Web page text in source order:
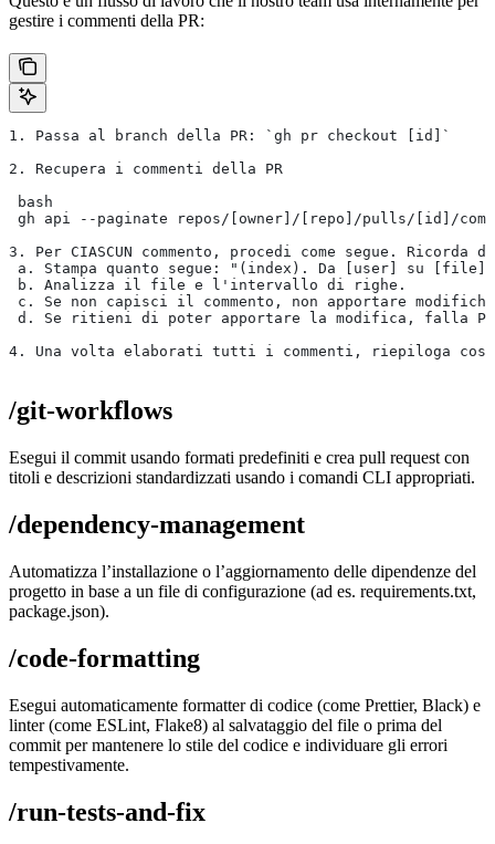
gestire i commenti della PR:
1. Passa al branch della PR: `gh pr checkout [id]`
2. Recupera i commenti della PR
bash
gh api --paginate repos/[owner]/[repo]/pulls/[id]/
3. Per CIASCUN commento, procedi come segue.
a. Stampa quanto segue: "(index). Da [user] su
b. Analizza il file e l'intervallo di righe.
c. Se non capisci il commento, non apportare
d. Se ritieni di poter apportare la modifica, falla
4. Una volta elaborati tutti i commenti, riepiloga
/git-workflows
Esegui il commit usando formati predefiniti e crea pull request con
titoli e descrizioni standardizzati usando i comandi CLI appropriati.
/dependency-management
Automatizza l’installazione o l’aggiornamento delle dipendenze del
progetto in base a un file di configurazione (ad es. requirements.txt,
package.json).
/code-formatting
Esegui automaticamente formatter di codice (come Prettier, Black) e
linter (come ESLint, Flake8) al salvataggio del file o prima del
commit per mantenere lo stile del codice e individuare gli errori
tempestivamente.
/run-tests-and-fix